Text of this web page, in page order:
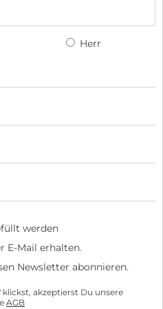
Herr
werden
E-Mail erhalten.
Newsletter abonnieren.
akzeptierst Du unsere
AGB